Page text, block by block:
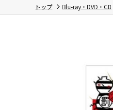
トップ Blu-ray・DVD・CD